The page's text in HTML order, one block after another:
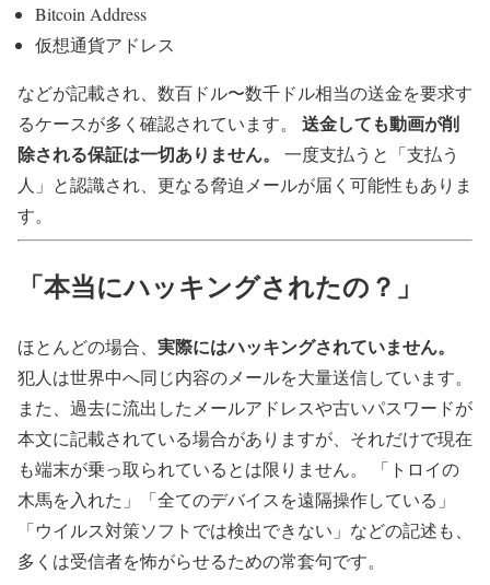
Bitcoin Address
仮想通貨アドレス
などが記載され、数百ドル〜数千ドル相当の送金を要求す
るケースが多く確認されています。 送金しても動画が削
除される保証は一切ありません。
一度支払うと「支払う
人」と認識され、更なる脅迫メールが届く可能性もありま
す。
「本当にハッキングされたの？」
ほとんどの場合、 実際にはハッキングされていません。
犯人は世界中へ同じ内容のメールを大量送信しています。
また、過去に流出したメールアドレスや古いパスワードが
本文に記載されている場合がありますが、それだけで現在
も端末が乗っ取られているとは限りません。 「トロイの
木馬を入れた」「全てのデバイスを遠隔操作している」
「ウイルス対策ソフトでは検出できない」などの記述も、
多くは受信者を怖がらせるための常套句です。